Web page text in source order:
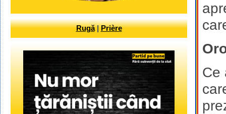
Ce
Rugă|Prière